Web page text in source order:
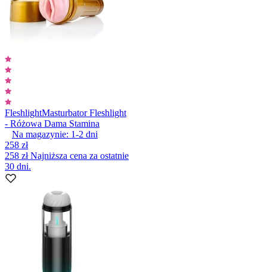
FleshlightMasturbator Fleshlight
- Różowa Dama Stamina
Na magazynie: 1-2 dni
258 zł
258 złNajniższa cena za ostatnie
30 dni.